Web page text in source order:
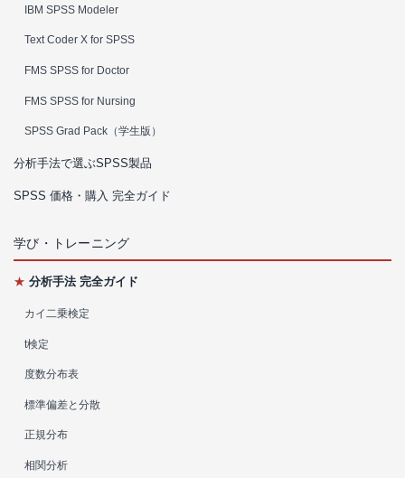
IBM SPSS Modeler
Text Coder X for SPSS
FMS SPSS for Doctor
FMS SPSS for Nursing
SPSS Grad Pack（学生版）
分析手法で選ぶSPSS製品
SPSS 価格・購入 完全ガイド
学び・トレーニング
★ 分析手法 完全ガイド
カイ二乗検定
t検定
度数分布表
標準偏差と分散
正規分布
相関分析